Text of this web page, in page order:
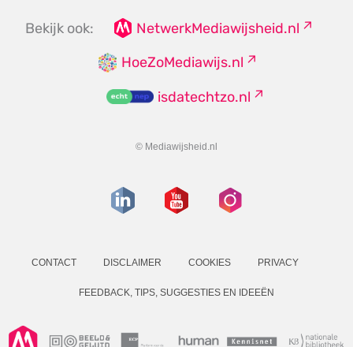
Bekijk ook:
NetwerkMediawijsheid.nl
HoeZoMediawijs.nl
isdatechtzo.nl
© Mediawijsheid.nl
CONTACT DISCLAIMER COOKIES PRIVACY
FEEDBACK, TIPS, SUGGESTIES EN IDEEËN